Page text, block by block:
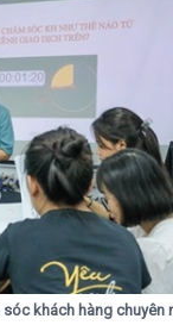
sóc khách hàng chuyên